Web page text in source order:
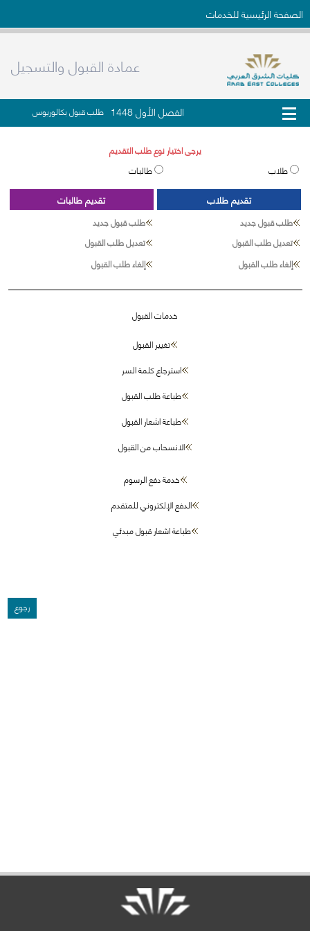
الصفحة الرئيسية للخدمات
عمادة القبول والتسجيل
الفصل الأول 1448 طلب قبول بكالوريوس
يرجى اختيار نوع طلب التقديم
طلاب
طالبات
تقديم طلاب
طلب قبول جديد
تعديل طلب القبول
إلغاء طلب القبول
تقديم طالبات
طلب قبول جديد
تعديل طلب القبول
إلغاء طلب القبول
خدمات القبول
تغيير القبول
استرجاع كلمة السر
طباعة طلب القبول
طباعة اشعار القبول
الانسحاب من القبول
خدمة دفع الرسوم
الدفع الإلكتروني للمتقدم
طباعة اشعار قبول مبدئي
رجوع